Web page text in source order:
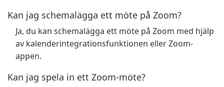
Kan jag schemalägga ett möte på Zoom?
Ja, du kan schemalägga ett möte på Zoom med hjälp
av kalenderintegrationsfunktionen eller Zoom-
appen.
Kan jag spela in ett Zoom-möte?